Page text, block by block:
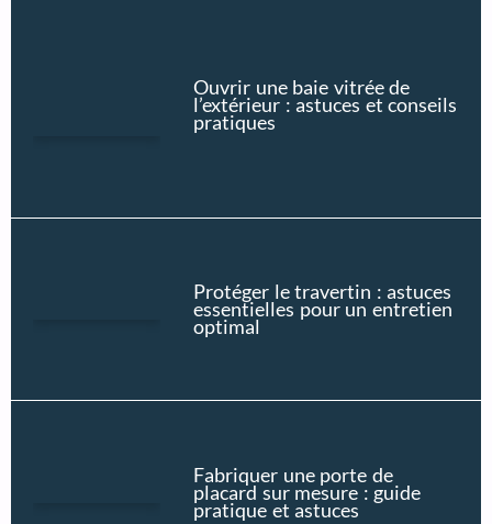
Ouvrir une baie vitrée de
l’extérieur : astuces et conseils
pratiques
Protéger le travertin : astuces
essentielles pour un entretien
optimal
Fabriquer une porte de
placard sur mesure : guide
pratique et astuces